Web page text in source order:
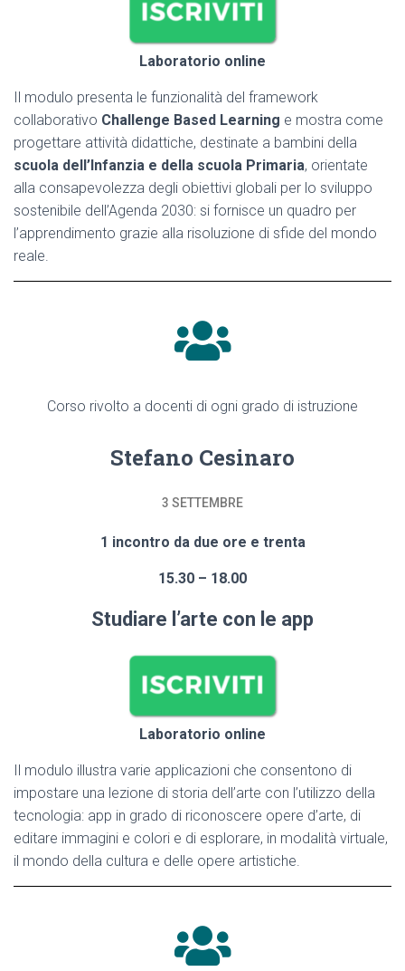
Laboratorio online
Il modulo presenta le funzionalità del framework
collaborativo Challenge Based Learning e mostra come
progettare attività didattiche, destinate a bambini della
scuola dell’Infanzia e della scuola Primaria, orientate
alla consapevolezza degli obiettivi globali per lo sviluppo
sostenibile dell’Agenda 2030: si fornisce un quadro per
l’apprendimento grazie alla risoluzione di sfide del mondo
reale.
Corso rivolto a docenti di ogni grado di istruzione
Stefano Cesinaro
3 SETTEMBRE
1 incontro da due ore e trenta
15.30 – 18.00
Studiare l’arte con le app
Laboratorio online
Il modulo illustra varie applicazioni che consentono di
impostare una lezione di storia dell’arte con l’utilizzo della
tecnologia: app in grado di riconoscere opere d’arte, di
editare immagini e colori e di esplorare, in modalità virtuale,
il mondo della cultura e delle opere artistiche.